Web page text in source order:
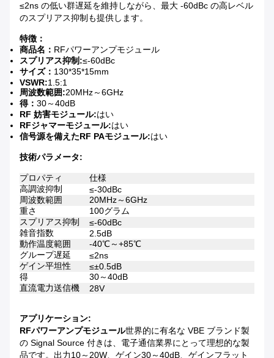
≤2ns の低い群遅延を維持しながら、最大 -60dBc の高レベル
のスプリアス抑制も提供します。
特徴：
商品名： RFパワーアンプモジュール
スプリアス抑制:≤-60dBc
サイズ： 130*35*15mm
VSWR:1.5:1
周波数範囲:20MHz～6GHz
得： 30～40dB
RF 妨害モジュール:はい
RFジャマーモジュール:はい
信号源を備えたRF PAモジュール:はい
技術パラメータ:
プロパティ
仕様
高調波抑制
≤-30dBc
周波数範囲
20MHz～6GHz
重さ
100グラム
スプリアス抑制
≤-60dBc
雑音指数
2.5dB
動作温度範囲
-40℃～+85℃
グループ遅延
≤2ns
ゲイン平坦性
≤±0.5dB
得
30～40dB
直流電力送信機
28V
アプリケーション:
RFパワーアンプモジュール世界的に有名な VBE ブランド製
の Signal Source 付きは、電子通信業界にとって理想的な製
品です。出力10～20W、ゲイン30～40dB、ゲインフラット